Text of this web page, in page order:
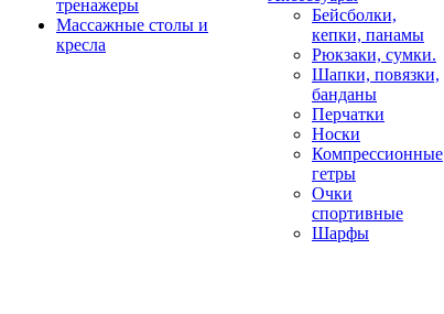
тренажеры
Массажные столы и
кресла
Бейсболки,
кепки, панамы
Рюкзаки, сумки.
Шапки, повязки,
банданы
Перчатки
Носки
Компрессионные
гетры
Очки
спортивные
Шарфы